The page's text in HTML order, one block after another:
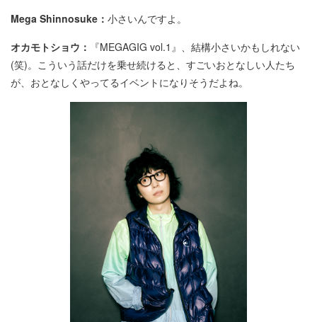
Mega Shinnosuke： 小さいんですよ。
オカモトショウ：
『MEGAGIG vol.1』、結構小さいかもしれない
(笑)。こういう話だけを乗せ続けると、すごいおとなしい人たち
が、おとなしくやってるイベントになりそうだよね。